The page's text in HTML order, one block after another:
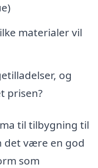
materialer vil
og
prisen?
til tilbygning til
det være en god
som